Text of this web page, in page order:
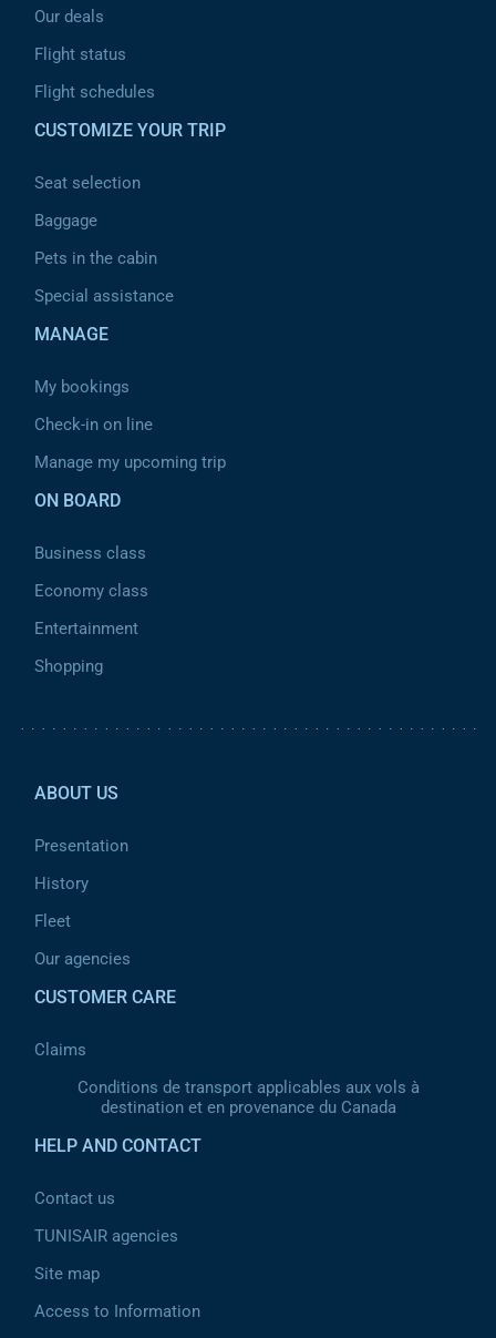
Our deals
Flight status
Flight schedules
CUSTOMIZE YOUR TRIP
Seat selection
Baggage
Pets in the cabin
Special assistance
MANAGE
My bookings
Check-in on line
Manage my upcoming trip
ON BOARD
Business class
Economy class
Entertainment
Shopping
ABOUT US
Presentation
History
Fleet
Our agencies
CUSTOMER CARE
Claims
Conditions de transport applicables aux vols à
destination et en provenance du Canada
HELP AND CONTACT
Contact us
TUNISAIR agencies
Site map
Access to Information